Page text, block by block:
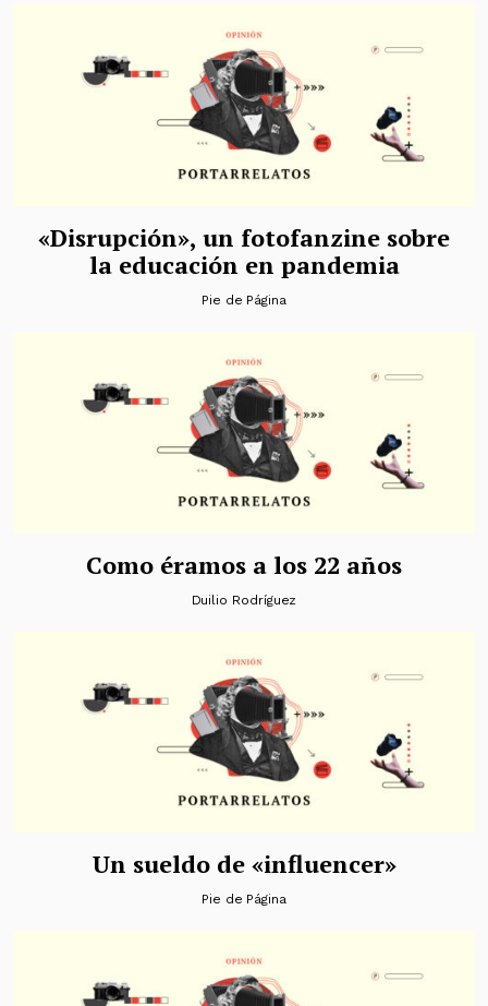
«Disrupción», un fotofanzine sobre
la educación en pandemia
Pie de Página
Como éramos a los 22 años
Duilio Rodríguez
Un sueldo de «influencer»
Pie de Página